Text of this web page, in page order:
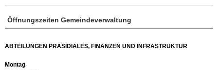
Öffnungszeiten Gemeindeverwaltung
ABTEILUNGEN PRÄSIDIALES, FINANZEN UND INFRASTRUKTUR
Montag